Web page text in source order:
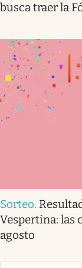
busca traer la
Sorteo.
Vespertina: las
agosto